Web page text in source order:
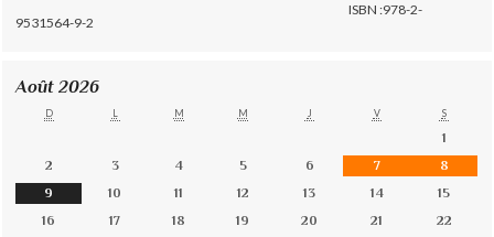
ISBN :978-2-
9531564-9-2
Août 2026
D L M M J V S
1
2
3 4 5 6 7
8
9
10 11 12 13 14
15
16
17 18 19 20 21
22